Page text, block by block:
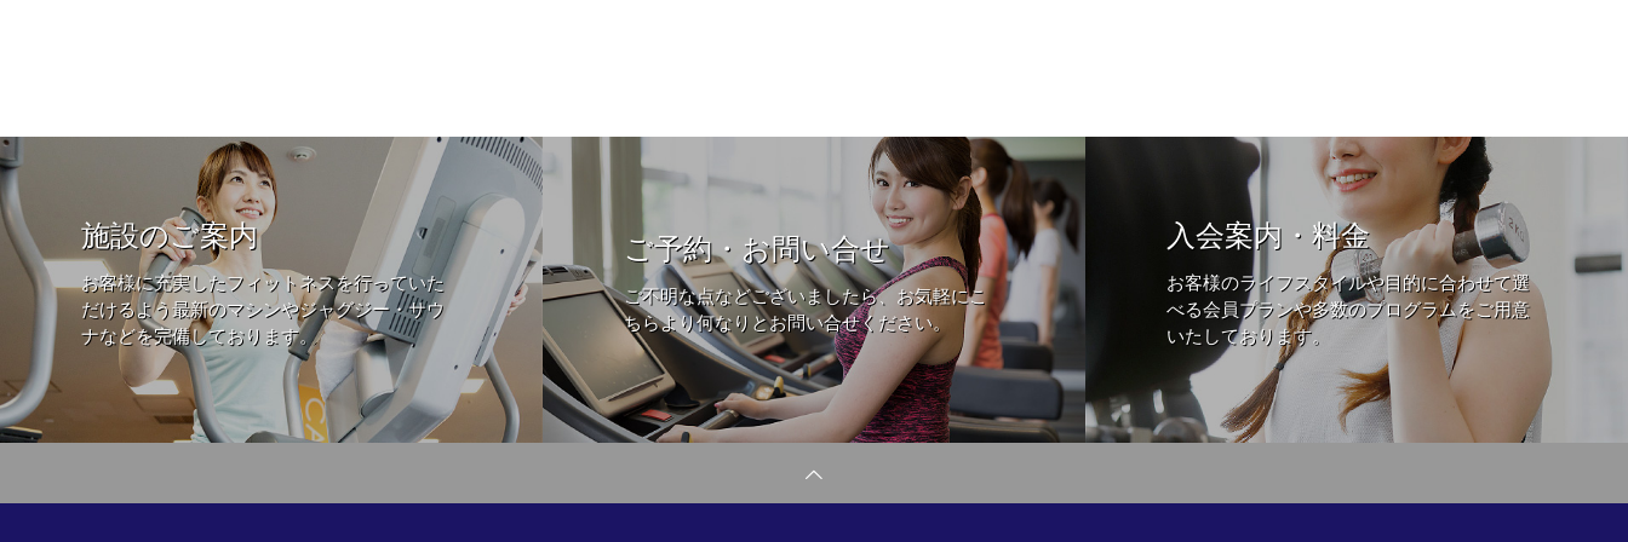
施設のご案内
お客様に充実したフィットネスを行っていた
だけるよう最新のマシンやジャグジー・サウ
ナなどを完備しております。
ご予約・お問い合せ
ご不明な点などございましたら、お気軽にこ
ちらより何なりとお問い合せください。
入会案内・料金
お客様のライフスタイルや目的に合わせて選
べる会員プランや多数のプログラムをご用意
いたしております。